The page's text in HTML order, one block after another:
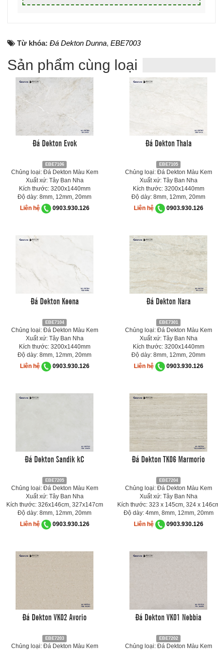
Từ khóa: Đá Dekton Dunna, EBE7003
Sản phẩm cùng loại
Đá Dekton Evok
EBE7106
Chủng loại: Đá Dekton Màu Kem
Xuất xứ: Tây Ban Nha
Kích thước: 3200x1440mm
Độ dày: 8mm, 12mm, 20mm
Liên hệ
0903.930.126
Đá Dekton Thala
EBE7105
Chủng loại: Đá Dekton Màu Kem
Xuất xứ: Tây Ban Nha
Kích thước: 3200x1440mm
Độ dày: 8mm, 12mm, 20mm
Liên hệ
0903.930.126
Đá Dekton Keena
EBE7104
Chủng loại: Đá Dekton Màu Kem
Xuất xứ: Tây Ban Nha
Kích thước: 3200x1440mm
Độ dày: 8mm, 12mm, 20mm
Liên hệ
0903.930.126
Đá Dekton Nara
EBE7301
Chủng loại: Đá Dekton Màu Kem
Xuất xứ: Tây Ban Nha
Kích thước: 3200x1440mm
Độ dày: 8mm, 12mm, 20mm
Liên hệ
0903.930.126
Đá Dekton Sandik kC
EBE7205
Chủng loại: Đá Dekton Màu Kem
Xuất xứ: Tây Ban Nha
Kích thước: 326x146cm, 327x147cm
Độ dày: 8mm, 12mm, 20mm
Liên hệ
0903.930.126
Đá Dekton TK06 Marmorio
EBE7204
Chủng loại: Đá Dekton Màu Kem
Xuất xứ: Tây Ban Nha
Kích thước: 323 x 145cm, 324 x
Độ dày: 4mm, 8mm, 12mm, 20mm
Liên hệ
0903.930.126
Đá Dekton VK02 Avorio
EBE7203
Chủng loại: Đá Dekton Màu Kem
Đá Dekton VK01 Nebbia
EBE7202
Chủng loại: Đá Dekton Màu Kem